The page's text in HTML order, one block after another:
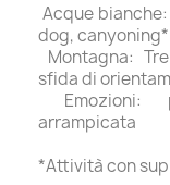
Acque
dog, canyoning*
Montagna:
sfida di
Emozioni:
arrampicata
*Attività con